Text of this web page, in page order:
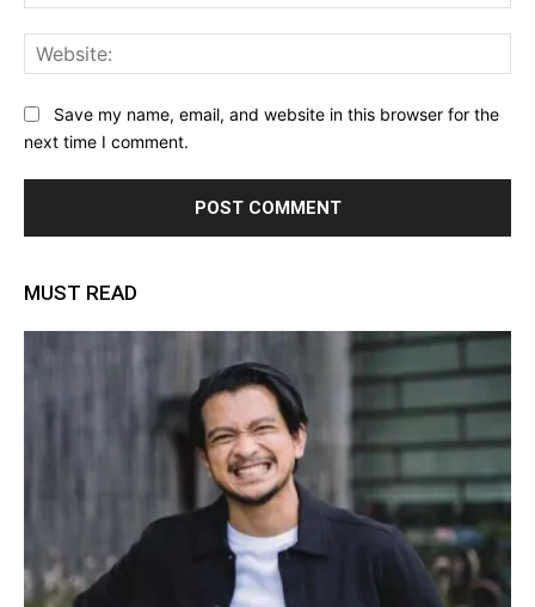
Save my name, email, and website in this browser for the
next time I comment.
MUST READ